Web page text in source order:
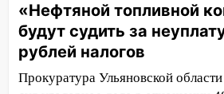
«Нефтяной топливной
будут судить за
рублей налогов
Прокуратура Ульяновской